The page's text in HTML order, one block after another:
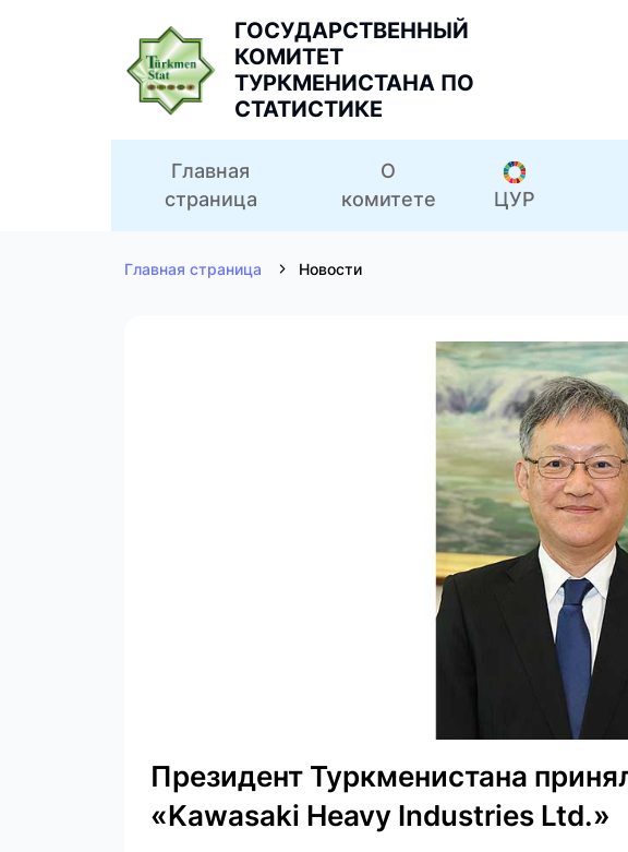
ГОСУДАРСТВЕННЫЙ
КОМИТЕТ
ТУРКМЕНИСТАНА ПО
СТАТИСТИКЕ
Главная
страница
О
комитете
ЦУР
Главная страница Новости
Президент Туркменистана
«Kawasaki Heavy Industries Ltd.»